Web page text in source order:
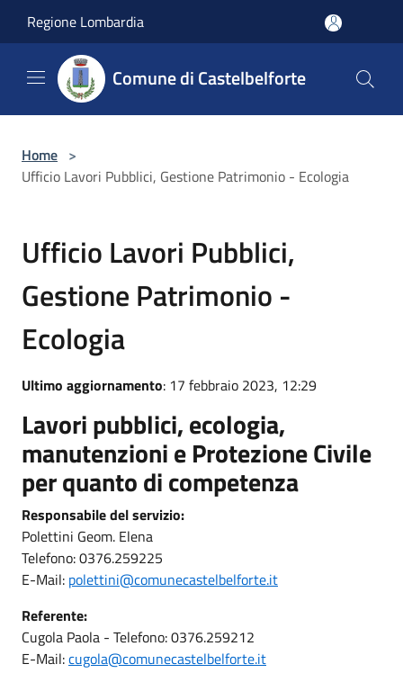
Regione Lombardia
Comune di Castelbelforte
Home >
Ufficio Lavori Pubblici, Gestione Patrimonio - Ecologia
Ufficio Lavori Pubblici,
Gestione Patrimonio -
Ecologia
Ultimo aggiornamento: 17 febbraio 2023, 12:29
Lavori pubblici, ecologia,
manutenzioni e Protezione Civile
per quanto di competenza
Responsabile del servizio:
Polettini Geom. Elena
Telefono: 0376.259225
E-Mail: polettini@comunecastelbelforte.it
Referente:
Cugola Paola - Telefono: 0376.259212
E-Mail:cugola@comunecastelbelforte.it